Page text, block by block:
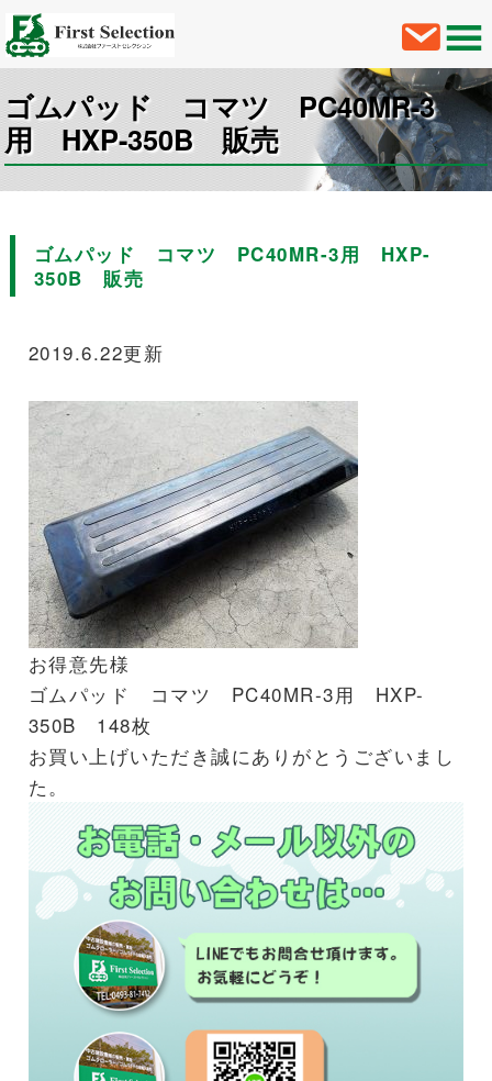
ゴムパッド コマツ PC40MR-3
用 HXP-350B 販売
ゴムパッド コマツ PC40MR-3用 HXP-
350B 販売
2019.6.22更新
お得意先様
ゴムパッド コマツ PC40MR-3用 HXP-
350B 148枚
お買い上げいただき誠にありがとうございまし
た。